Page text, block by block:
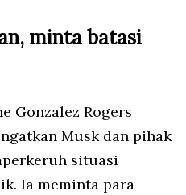
minta batasi
Gonzalez Rogers
Musk dan pihak
situasi
Ia meminta para